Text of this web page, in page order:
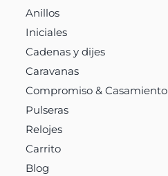
Anillos
Iniciales
Cadenas y dijes
Caravanas
Compromiso & Casamiento
Pulseras
Relojes
Carrito
Blog